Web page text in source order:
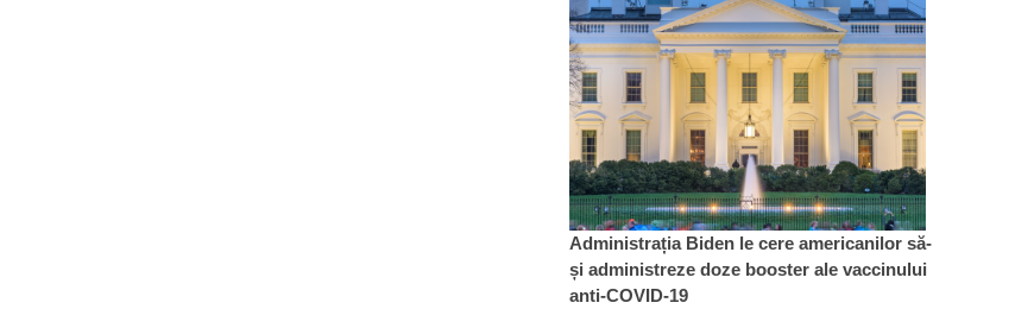
Administrația Biden le cere americanilor să-
și administreze doze booster ale vaccinului
anti-COVID-19